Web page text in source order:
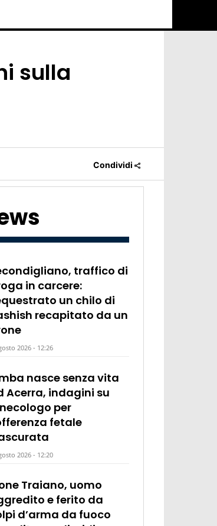
sulla
Condividi
traffico di
in carcere:
un chilo di
recapitato da un
2026 - 12:26
nasce senza vita
Acerra, indagini su
per
fetale
2026 - 12:20
Traiano, uomo
e ferito da
d’arma da fuoco